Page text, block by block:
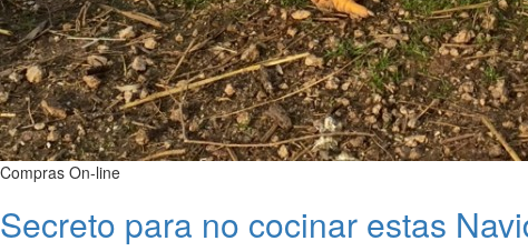
Compras On-line
Secreto para no cocinar estas